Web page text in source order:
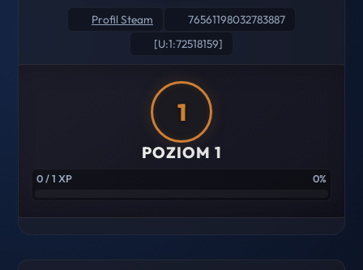
Profil Steam
76561198032783887
[U:1:72518159]
1
POZIOM 1
0 / 1 XP 0%